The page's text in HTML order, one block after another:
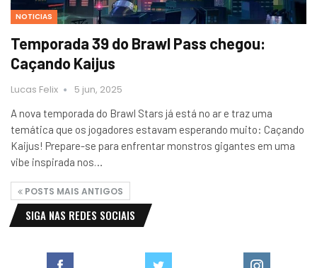
NOTICIAS
Temporada 39 do Brawl Pass chegou:
Caçando Kaijus
Lucas Felix 5 jun, 2025
A nova temporada do Brawl Stars já está no ar e traz uma
temática que os jogadores estavam esperando muito: Caçando
Kaijus! Prepare-se para enfrentar monstros gigantes em uma
vibe inspirada nos…
POSTS MAIS ANTIGOS
SIGA NAS REDES SOCIAIS